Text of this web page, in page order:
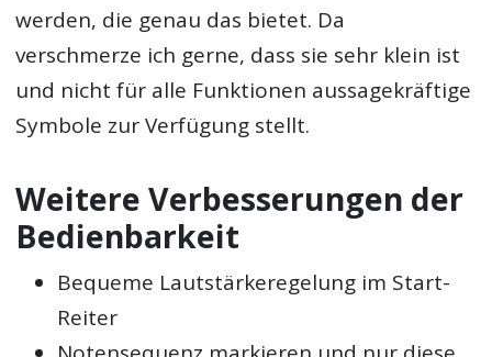
werden, die genau das bietet. Da
verschmerze ich gerne, dass sie sehr klein ist
und nicht für alle Funktionen aussagekräftige
Symbole zur Verfügung stellt.
Weitere Verbesserungen der
Bedienbarkeit
Bequeme Lautstärkeregelung im Start-
Reiter